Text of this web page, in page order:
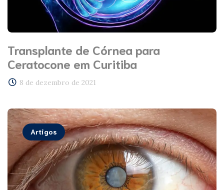
Transplante de Córnea para
Ceratocone em Curitiba
8 de dezembro de 2021
Artigos